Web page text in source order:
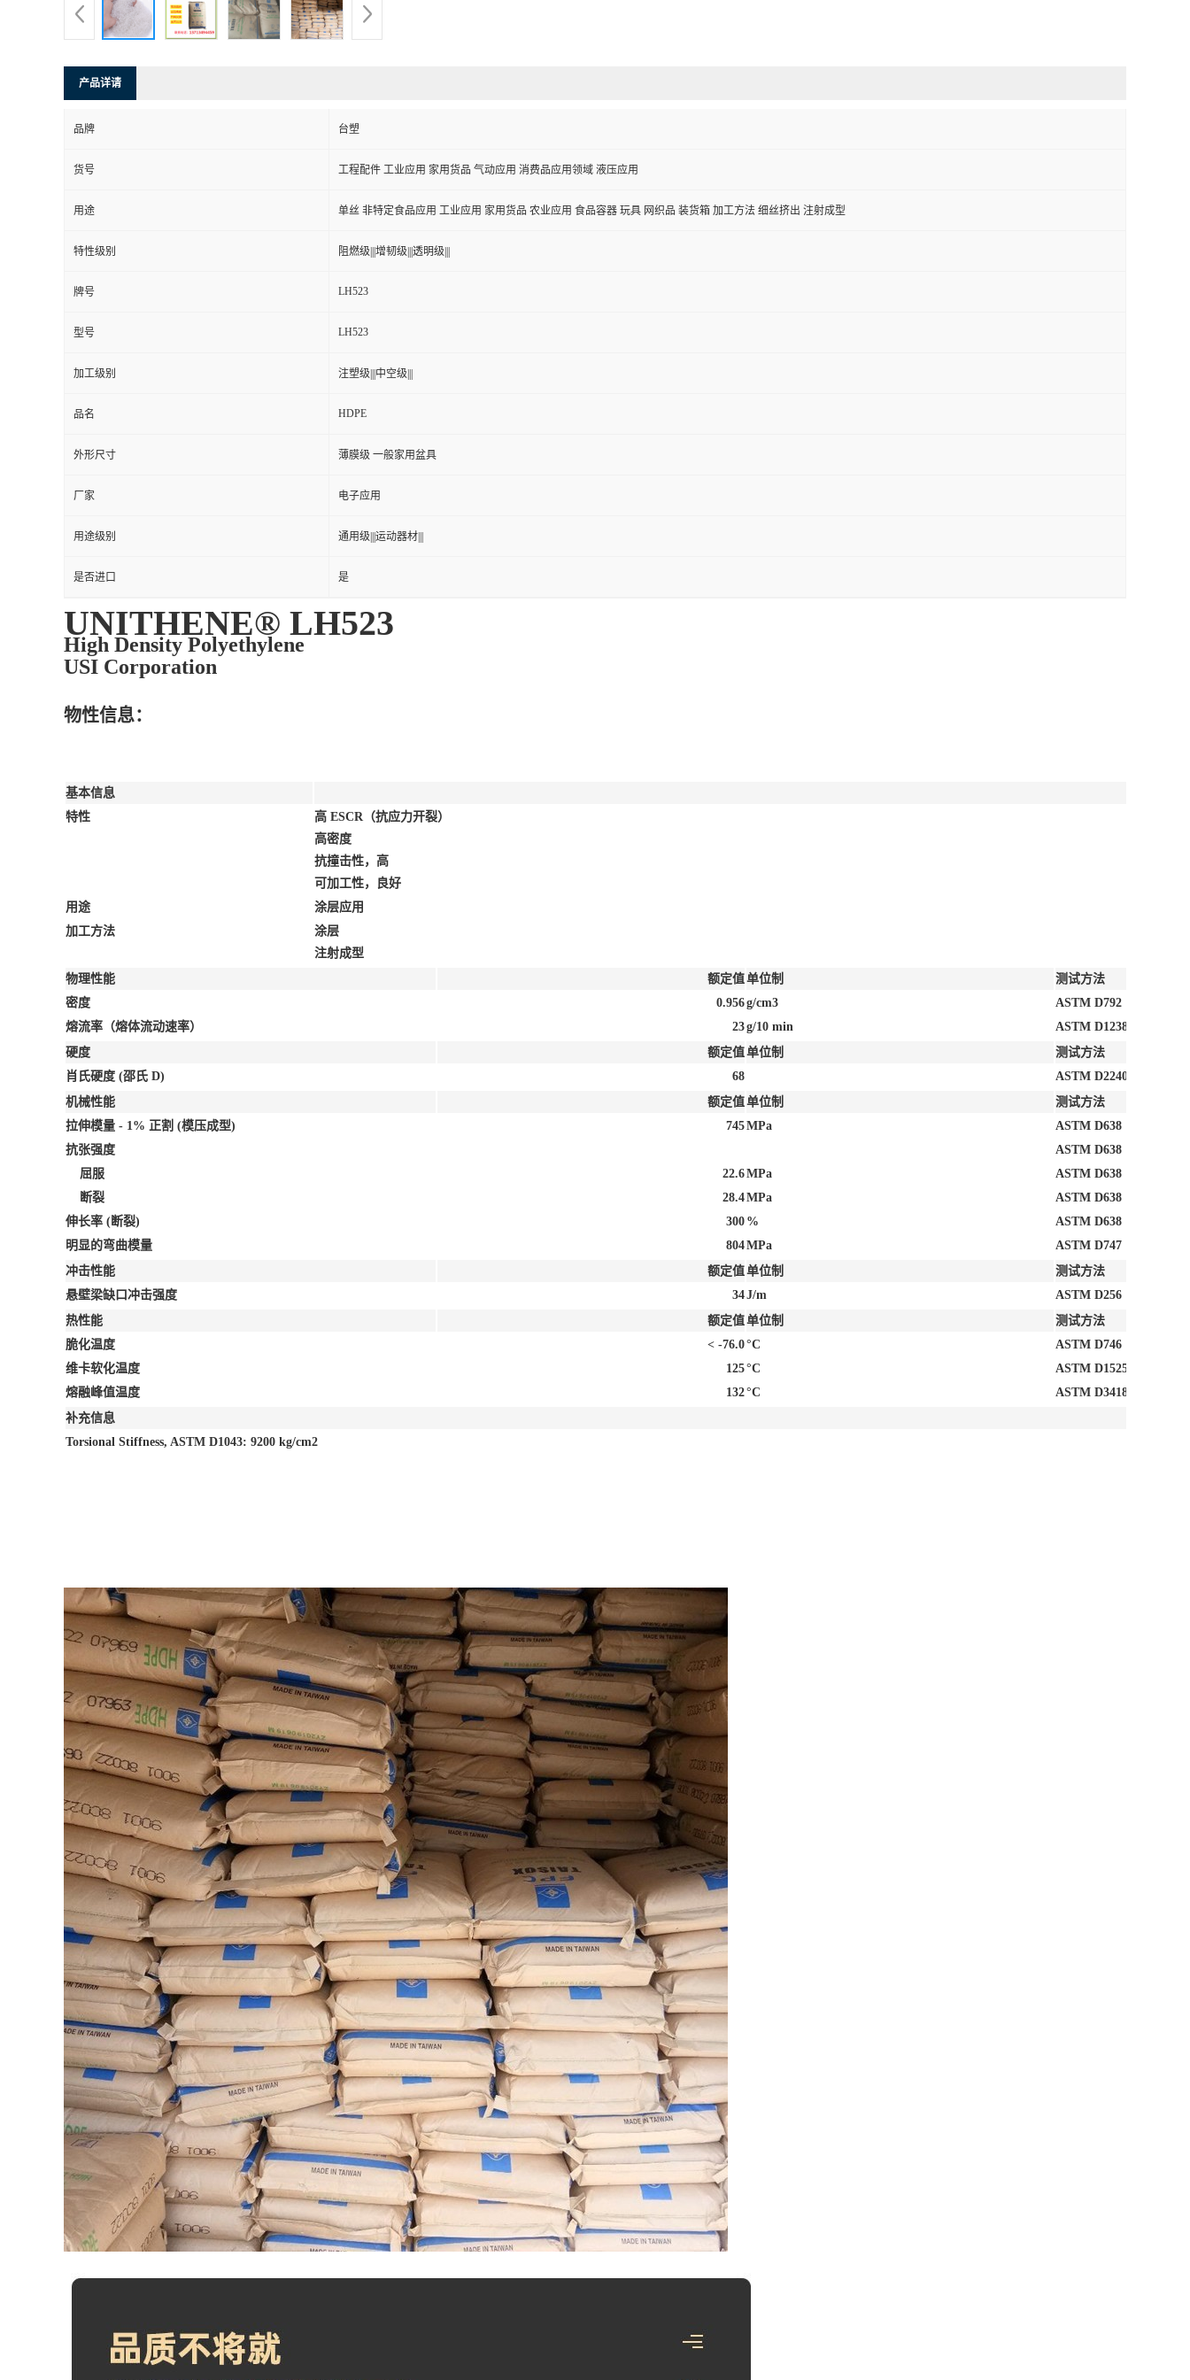
产品详请
品牌 台塑
货号 工程配件 工业应用 家用货品 气动应用 消费品应用领域 液压应用
用途 单丝 非特定食品应用 工业应用 家用货品 农业应用 食品容器 玩具 网织品 装货箱 加工方法 细丝挤出 注射成型
特性级别 阻燃级|||增韧级|||透明级|||
牌号 LH523
型号 LH523
加工级别 注塑级|||中空级|||
品名 HDPE
外形尺寸 薄膜级 一般家用盆具
厂家 电子应用
用途级别 通用级|||运动器材|||
是否进口 是
UNITHENE® LH523
High Density Polyethylene
USI Corporation
物性信息：
基本信息
特性
高 ESCR（抗应力开裂）
高密度
抗撞击性，高
可加工性，良好
用途
涂层应用
加工方法
涂层
注射成型
物理性能
额定值单位制
测试方法
密度
0.956g/cm3
ASTM D792
熔流率（熔体流动速率）
23g/10 min
ASTM D1238
硬度
额定值单位制
测试方法
肖氏硬度 (邵氏 D) 68
ASTM D2240
机械性能
额定值单位制
测试方法
拉伸模量 - 1% 正割 (模压成型) 745MPa
ASTM D638
抗张强度
ASTM D638
屈服
22.6MPa
ASTM D638
断裂
28.4MPa
ASTM D638
伸长率 (断裂) 300 %
ASTM D638
明显的弯曲模量
804MPa
ASTM D747
冲击性能
额定值单位制
测试方法
悬壁梁缺口冲击强度
34J/m
ASTM D256
热性能
额定值单位制
测试方法
脆化温度
< -76.0°C
ASTM D746
维卡软化温度
125°C
ASTM D1525
熔融峰值温度
132°C
ASTM D3418
补充信息
Torsional Stiffness, ASTM D1043: 9200 kg/cm2